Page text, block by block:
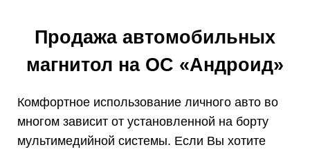
Продажа автомобильных
магнитол на ОС «Андроид»
Комфортное использование личного авто во
многом зависит от установленной на борту
мультимедийной системы. Если Вы хотите